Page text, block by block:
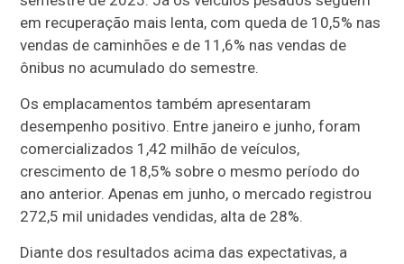
em recuperação mais lenta, com queda de 10,5% nas
vendas de caminhões e de 11,6% nas vendas de
ônibus no acumulado do semestre.
Os emplacamentos também apresentaram
desempenho positivo. Entre janeiro e junho, foram
comercializados 1,42 milhão de veículos,
crescimento de 18,5% sobre o mesmo período do
ano anterior. Apenas em junho, o mercado registrou
272,5 mil unidades vendidas, alta de 28%.
Diante dos resultados acima das expectativas, a